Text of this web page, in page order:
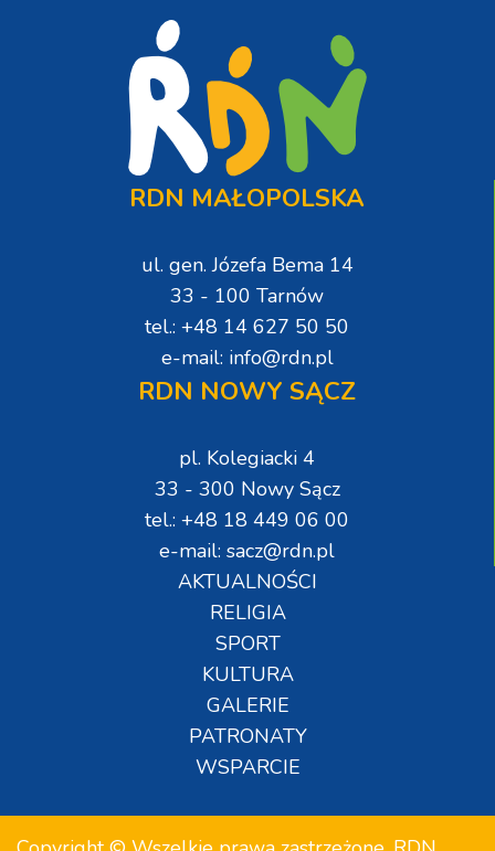
RDN MAŁOPOLSKA
ul. gen. Józefa Bema 14
33 - 100 Tarnów
tel.: +48 14 627 50 50
e-mail: info@rdn.pl
RDN NOWY SĄCZ
pl. Kolegiacki 4
33 - 300 Nowy Sącz
tel.: +48 18 449 06 00
e-mail: sacz@rdn.pl
AKTUALNOŚCI
RELIGIA
SPORT
KULTURA
GALERIE
PATRONATY
WSPARCIE